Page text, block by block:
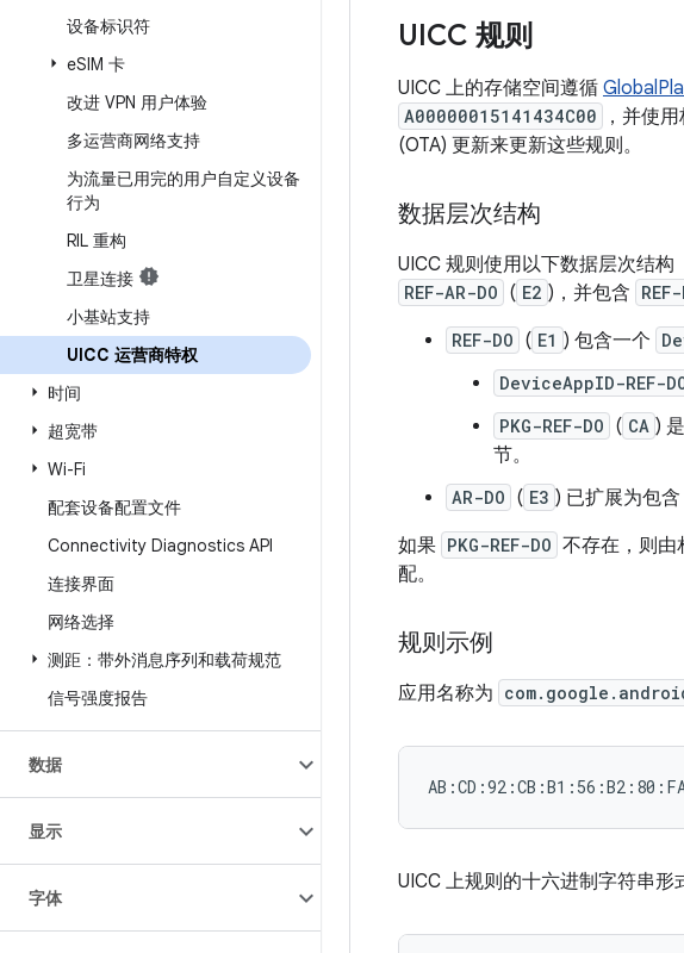
设备标识符
eSIM 卡
改进 VPN 用户体验
多运营商网络支持
为流量已用完的用户自定义设备
行为
RIL 重构
卫星连接
小基站支持
UICC 运营商特权
时间
超宽带
Wi-Fi
配套设备配置文件
Connectivity Diagnostics API
连接界面
网络选择
测距：带外消息序列和载荷规范
信号强度报告
数据
显示
字体
UICC 规则
UICC 上的存储空间遵循
A00000015141434C00 ，并使
(OTA) 更新来更新这些规则。
数据层次结构
UICC 规则使用以下数据层次结
REF-AR-DO ( E2 )，并包含 REF-
REF-DO ( E1 ) 包含一个
DeviceAppID-REF-
PKG-REF-DO ( CA )
节。
AR-DO ( E3 ) 已扩展为包含
如果 PKG-REF-DO 不存在，则由
配。
规则示例
应用名称为
UICC 上规则的十六进制字符串形